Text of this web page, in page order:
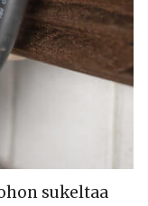
sukeltaa